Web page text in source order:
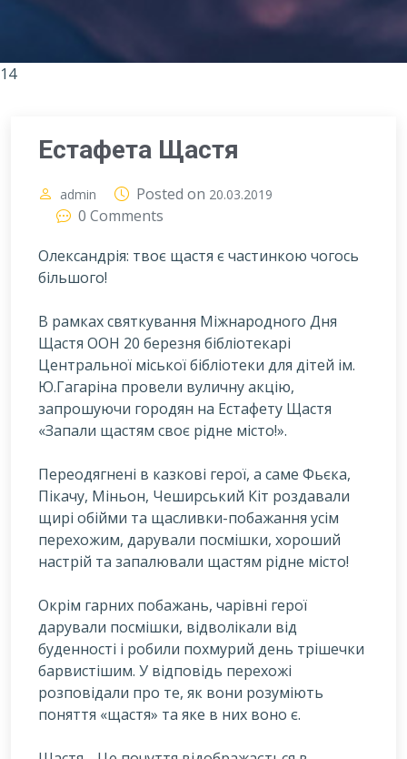
14
Естафета Щастя
admin Posted on 20.03.2019
0 Comments
Олександрія: твоє щастя є частинкою чогось
більшого!
В рамках святкування Міжнародного Дня
Щастя ООН 20 березня бібліотекарі
Центральної міської бібліотеки для дітей ім.
Ю.Гагаріна провели вуличну акцію,
запрошуючи городян на Естафету Щастя
«Запали щастям своє рідне місто!».
Переодягнені в казкові герої, а саме Фьєка,
Пікачу, Міньон, Чеширський Кіт роздавали
щирі обійми та щасливки-побажання усім
перехожим, дарували посмішки, хороший
настрій та запалювали щастям рідне місто!
Окрім гарних побажань, чарівні герої
дарували посмішки, відволікали від
буденності і робили похмурий день трішечки
барвистішим. У відповідь перехожі
розповідали про те, як вони розуміють
поняття «щастя» та яке в них воно є.